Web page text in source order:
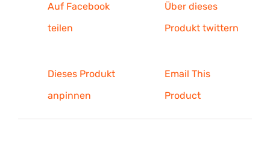
Auf Facebook
teilen
Über dieses
Produkt twittern
Dieses Produkt
anpinnen
Email This
Product